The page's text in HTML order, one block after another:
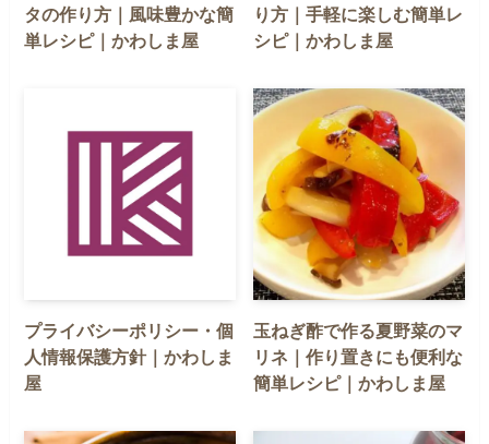
タの作り方｜風味豊かな簡
単レシピ｜かわしま屋
り方｜手軽に楽しむ簡単レ
シピ｜かわしま屋
プライバシーポリシー・個
人情報保護方針｜かわしま
屋
玉ねぎ酢で作る夏野菜のマ
リネ｜作り置きにも便利な
簡単レシピ｜かわしま屋